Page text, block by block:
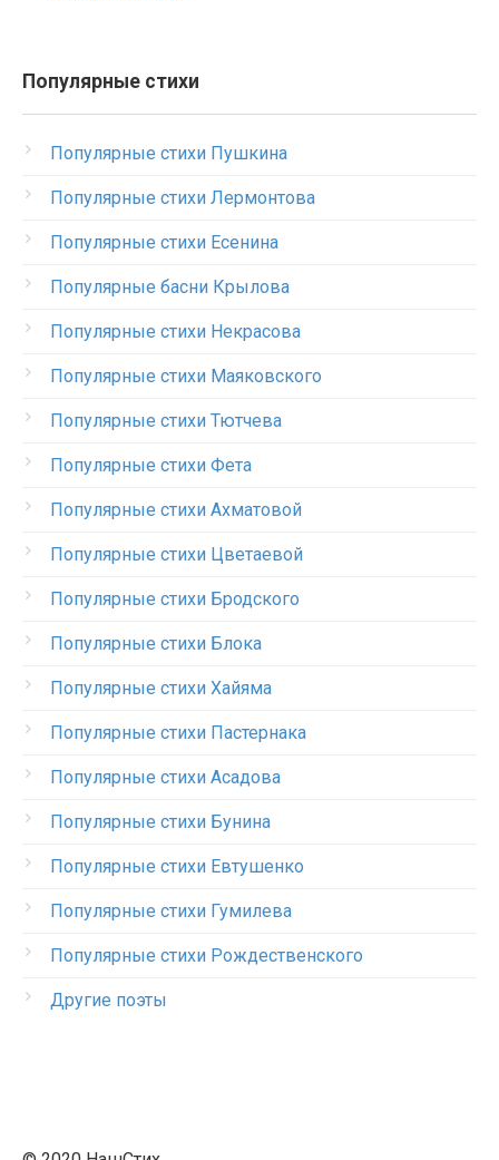
Популярные стихи
Популярные стихи Пушкина
Популярные стихи Лермонтова
Популярные стихи Есенина
Популярные басни Крылова
Популярные стихи Некрасова
Популярные стихи Маяковского
Популярные стихи Тютчева
Популярные стихи Фета
Популярные стихи Ахматовой
Популярные стихи Цветаевой
Популярные стихи Бродского
Популярные стихи Блока
Популярные стихи Хайяма
Популярные стихи Пастернака
Популярные стихи Асадова
Популярные стихи Бунина
Популярные стихи Евтушенко
Популярные стихи Гумилева
Популярные стихи Рождественского
Другие поэты